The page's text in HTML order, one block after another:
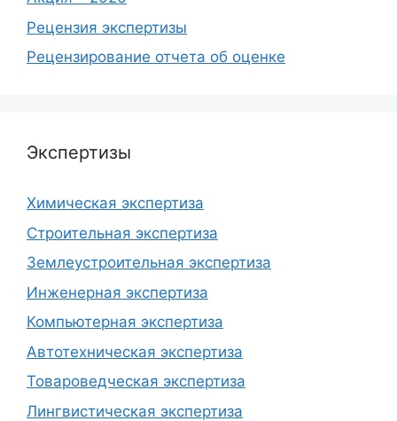
Рецензия экспертизы
Рецензирование отчета об оценке
Экспертизы
Химическая экспертиза
Строительная экспертиза
Землеустроительная экспертиза
Инженерная экспертиза
Компьютерная экспертиза
Автотехническая экспертиза
Товароведческая экспертиза
Лингвистическая экспертиза